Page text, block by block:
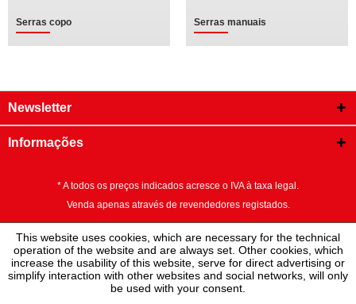
Serras copo Serras manuais
Newsletter
Informações
* A todos os preços indicados acresce o IVA à taxa legal.
Venda apenas através de revendedores registados.
This website uses cookies, which are necessary for the technical
operation of the website and are always set. Other cookies, which
increase the usability of this website, serve for direct advertising or
simplify interaction with other websites and social networks, will only
be used with your consent.